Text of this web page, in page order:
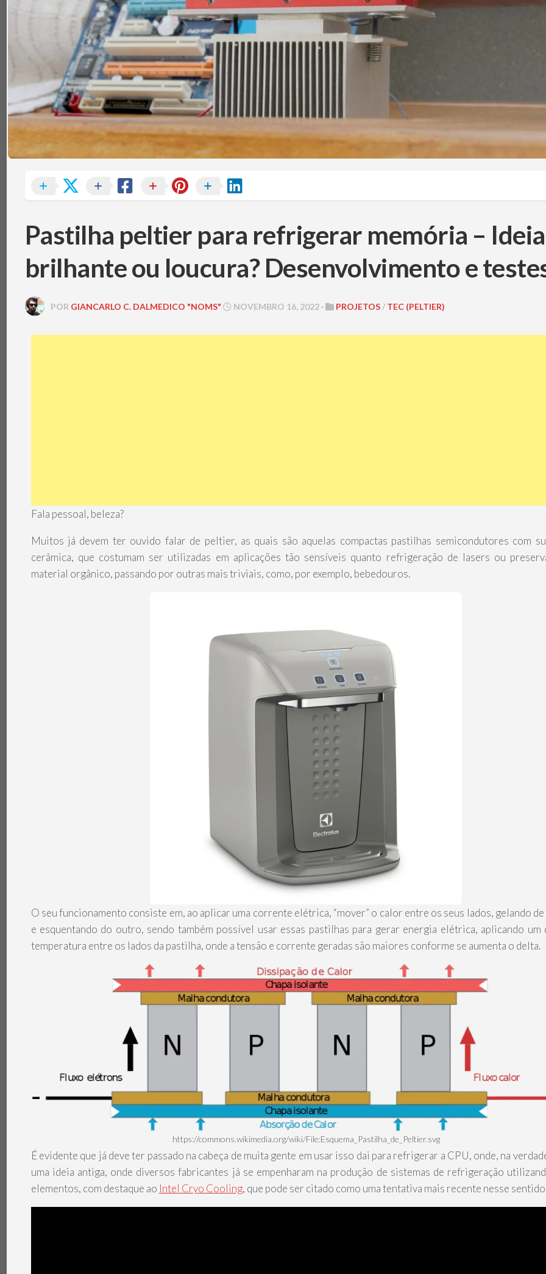
V
IBM
POWERBOARD
TEC
(PELTIER)
MEMÓRIAS
NOTEBOOKS
PERIFÉRICOS
PLACAS-
MÃE
SISTEMAS
REFRIGERAÇÃO
SSDS
VGAS
Pastilha peltier para refrigerar memória – Ideia
brilhante ou loucura? Desenvolvimento e
POR GIANCARLO C. DALMEDICO "NOMS" NOVEMBRO 16, 2022 · PROJETOS/ TEC (PELTIER)
Fala pessoal, beleza?
Muitos já devem ter ouvido falar de peltier, as quais são aquelas compactas pastilhas semicondutores com
cerâmica, que costumam ser utilizadas em aplicações tão sensíveis quanto refrigeração de lasers ou
material orgânico, passando por outras mais triviais, como, por exemplo, bebedouros.
O seu funcionamento consiste em, ao aplicar uma corrente elétrica, “mover” o calor entre os seus lados, gelando de
e esquentando do outro, sendo também possível usar essas pastilhas para gerar energia elétrica, aplicando um
temperatura entre os lados da pastilha, onde a tensão e corrente geradas são maiores conforme se aumenta o delta.
https://commons.wikimedia.org/wiki/File:Esquema_Pastilha_de_Peltier.svg
É evidente que já deve ter passado na cabeça de muita gente em usar isso dai para refrigerar a CPU, onde, na
uma ideia antiga, onde diversos fabricantes já se empenharam na produção de sistemas de refrigeração
elementos, com destaque ao Intel Cryo Cooling, que pode ser citado como uma tentativa mais recente nesse